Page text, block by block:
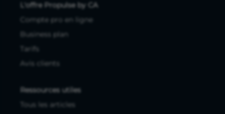
L'offre Propulse by CA
Compte pro en ligne
Business plan
Tarifs
Avis clients
Ressources utiles
Tous les articles